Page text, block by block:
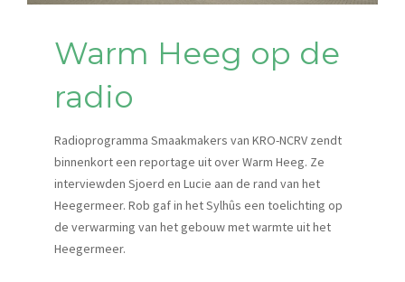
Warm Heeg op de
radio
Radioprogramma Smaakmakers van KRO-NCRV zendt
binnenkort een reportage uit over Warm Heeg. Ze
interviewden Sjoerd en Lucie aan de rand van het
Heegermeer. Rob gaf in het Sylhûs een toelichting op
de verwarming van het gebouw met warmte uit het
Heegermeer.